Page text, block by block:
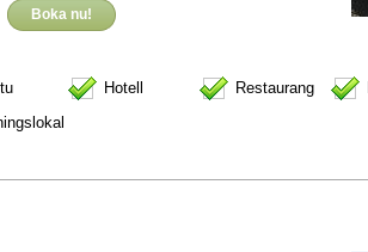
Boka nu!
Hotell Restaurang